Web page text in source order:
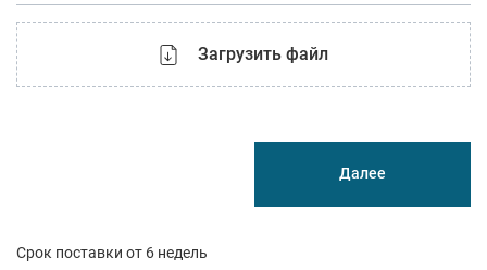
Срок поставки от 6 недель
Загрузить файл
Далее